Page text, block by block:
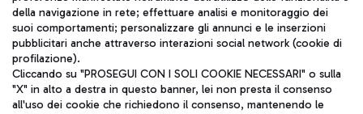
ITA
della navigazione in rete; effettuare analisi e monitoraggio dei
suoi comportamenti; personalizzare gli annunci e le inserzioni
pubblicitari anche attraverso interazioni social network (cookie di
profilazione).
Cliccando su "PROSEGUI CON I SOLI COOKIE NECESSARI" o sulla
"X" in alto a destra in questo banner, lei non presta il consenso
all'uso dei cookie che richiedono il consenso, mantenendo le